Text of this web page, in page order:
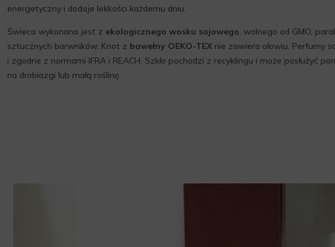
energetyczny i dodaje lekkości każdemu dniu.
Świeca wykonana jest z ekologicznego wosku sojowego, wolnego od GMO,
sztucznych barwników. Knot z bawełny OEKO-TEX nie zawiera ołowiu. Perfumy
i zgodne z normami IFRA i REACH. Szkło pochodzi z recyklingu i może posłużyć
na drobiazgi lub małą roślinę.